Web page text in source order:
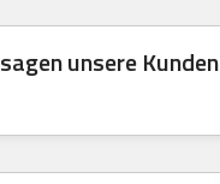
unsere Kunden